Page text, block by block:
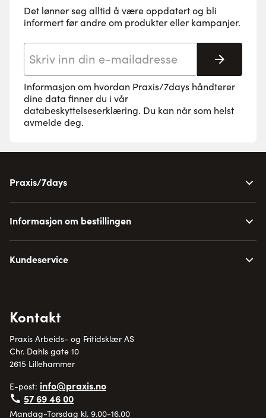
Det lønner seg alltid å være oppdatert og bli
informert før andre om produkter eller kampanjer.
Informasjon om hvordan Praxis/7days håndterer
dine data finner du i vår
databeskyttelseserklæring. Du kan når som helst
avmelde deg.
Praxis/7days
Informasjon om bestillingen
Kundeservice
Kontakt
Praxis Arbeids- og Fritidsklær AS
Chr. Dahls gate 10
2615 Lillehammer
E-post: info@praxis.no
57 69 46 00
Mandag-Torsdag kl. 9.00-16.00